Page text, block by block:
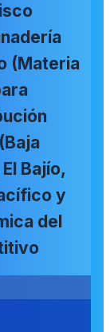
(Materia
Bajío,
y
del